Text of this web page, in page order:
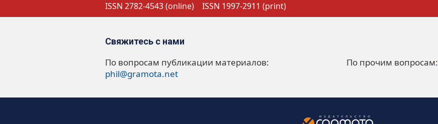
ISSN 2782-4543 (online) ISSN 1997-2911 (print)
Свяжитесь с нами
По вопросам публикации материалов:
phil@gramota.net
По прочим вопросам: